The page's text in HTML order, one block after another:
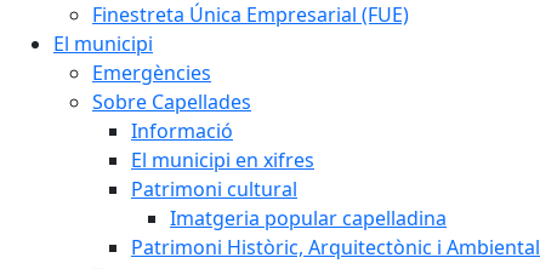
Finestreta Única Empresarial (FUE)
El municipi
Emergències
Sobre Capellades
Informació
El municipi en xifres
Patrimoni cultural
Imatgeria popular capelladina
Patrimoni Històric, Arquitectònic i Ambiental